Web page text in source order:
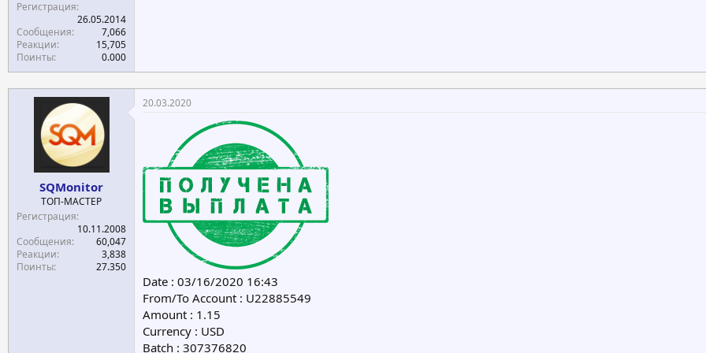
Регистрация
26.05.2014
Сообщения
7,066
Реакции
15,705
Поинты
0.000
SQMonitor
ТОП-МАСТЕР
Регистрация
10.11.2008
Сообщения
60,047
Реакции
3,838
Поинты
27.350
20.03.2020
Date : 03/16/2020 16:43
From/To Account : U22885549
Amount : 1.15
Currency : USD
Batch : 307376820